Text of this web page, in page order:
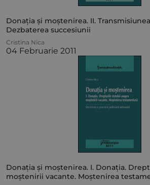
Donația și moștenirea. II.
Dezbaterea succesiunii
Cristina Nica
04 Februarie 2011
Donația și moștenirea. I. Donația.
moștenirii vacante. Moștenirea